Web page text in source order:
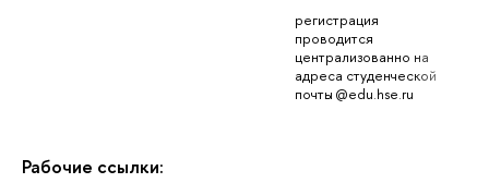
регистрация
проводится
централизованно на
адреса студенческой
почты @edu.hse.ru
Рабочие ссылки: